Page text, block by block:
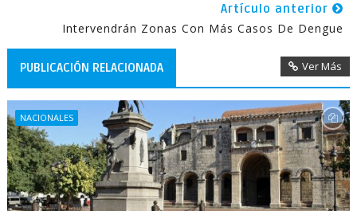
Artículo anterior
Intervendrán Zonas Con Más Casos De Dengue
PUBLICACIÓN RELACIONADA Ver Más
NACIONALES